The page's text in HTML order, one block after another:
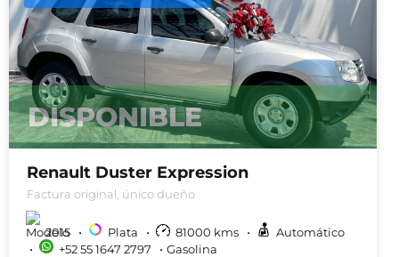
DISPONIBLE
Renault Duster Expression
Factura original, único dueño
2015 Plata 81000 kms
Automático
+52 55 1647 2797
Gasolina